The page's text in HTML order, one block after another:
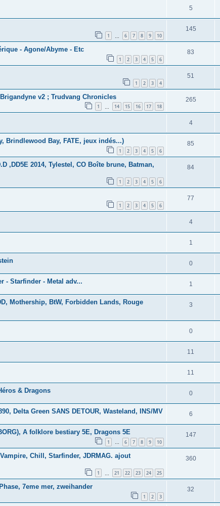
5
1 6 7 8 9 10
145
- Agone/Abyme - Etc
1 2 3 4 5 6
83
1 2 3 4
51
v2 ; Trudvang Chronicles
1 14 15 16 17 18
265
4
Brindlewood Bay, FATE, jeux indés...)
1 2 3 4 5 6
85
,DD5E 2014, Tylestel, CO Boîte brune, Batman,
1 2 3 4 5 6
84
1 2 3 4 5 6
77
4
1
0
- Starfinder - Metal adv... 1
Mothership, BtW, Forbidden Lands, Rouge
3
0
11
11
& Dragons 0
Delta Green SANS DETOUR, Wasteland, INS/MV 6
A folklore bestiary 5E, Dragons 5E
1 … 6 7 8 9 10
147
Chill, Starfinder, JDRMAG. ajout
1 21 22 23 24 25
360
7eme mer, zweihander
1 2 3
32